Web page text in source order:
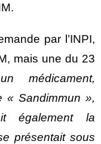
par l’INPI,
mais une du 23
un médicament,
« Sandimmun »,
également la
présentait sous